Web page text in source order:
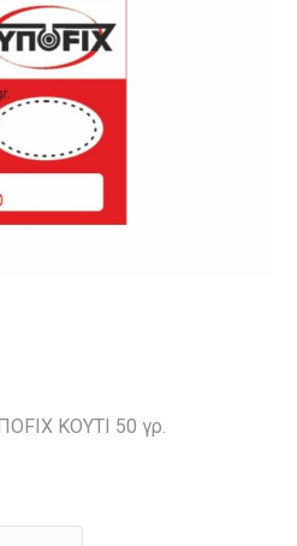
ΚΟΥΤΙ 50 γρ.